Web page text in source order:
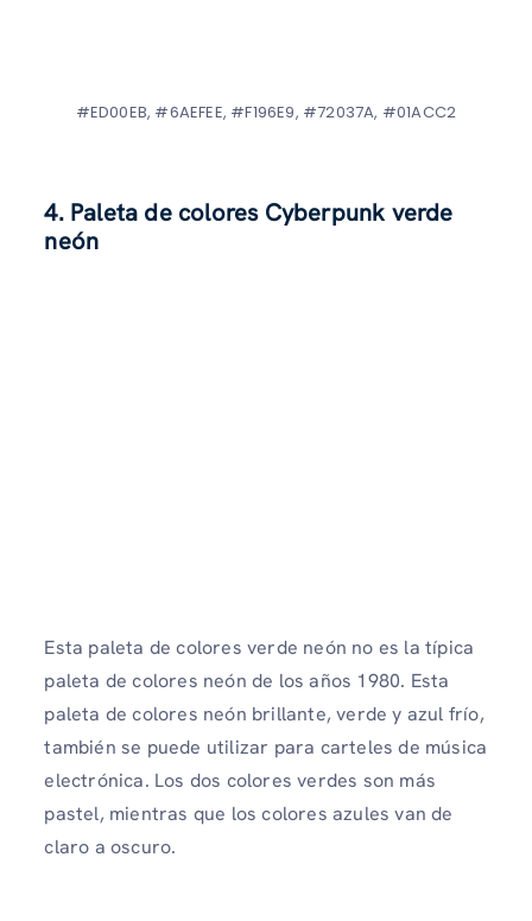
#ED00EB, #6AEFEE, #F196E9, #72037A, #01ACC2
4. Paleta de colores Cyberpunk verde
neón
Esta paleta de colores verde neón no es la típica
paleta de colores neón de los años 1980. Esta
paleta de colores neón brillante, verde y azul frío,
también se puede utilizar para carteles de música
electrónica. Los dos colores verdes son más
pastel, mientras que los colores azules van de
claro a oscuro.